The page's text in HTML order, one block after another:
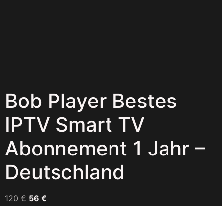
Bob Player Bestes
IPTV Smart TV
Abonnement 1 Jahr –
Deutschland
120€ 56 €